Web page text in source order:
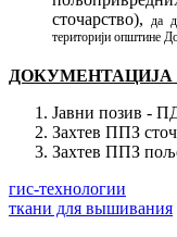
сточарство), да
територији општине
Јавни позив -
Захтев ППЗ
Захтев ППЗ
гис-технологии
ткани для вышивания